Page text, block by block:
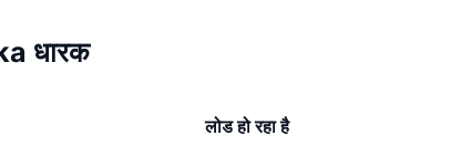
धारक
लोड हो रहा है